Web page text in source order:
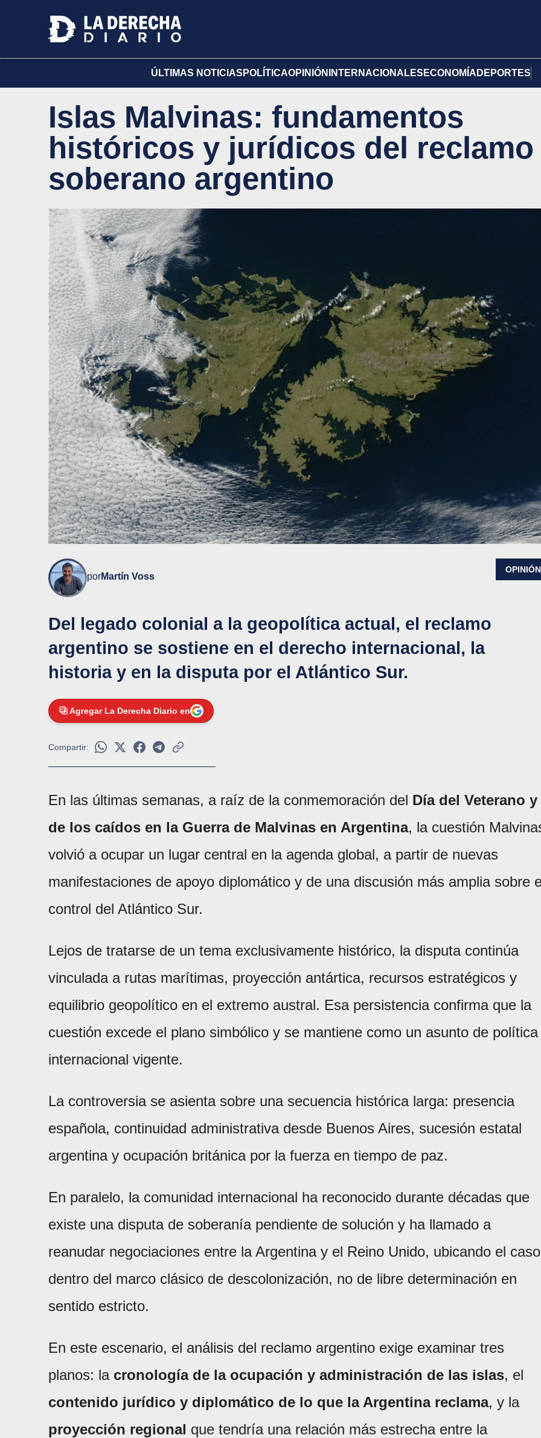
ÚLTIMAS NOTICIAS POLÍTICAOPINIÓN INTERNACIONALES ECONOMÍA DEPORTES
Islas Malvinas: fundamentos
históricos y jurídicos del reclamo
soberano argentino
porMartín Voss
OPINIÓN
Del legado colonial a la geopolítica actual, el reclamo
argentino se sostiene en el derecho internacional, la
historia y en la disputa por el Atlántico Sur.
Agregar La Derecha Diario en
Compartir:
En las últimas semanas, a raíz de la conmemoración del Día del Veterano y
de los caídos en la Guerra de Malvinas en Argentina, la cuestión
volvió a ocupar un lugar central en la agenda global, a partir de nuevas
manifestaciones de apoyo diplomático y de una discusión más amplia sobre
control del Atlántico Sur.
Lejos de tratarse de un tema exclusivamente histórico, la disputa continúa
vinculada a rutas marítimas, proyección antártica, recursos estratégicos y
equilibrio geopolítico en el extremo austral. Esa persistencia confirma que la
cuestión excede el plano simbólico y se mantiene como un asunto de política
internacional vigente.
La controversia se asienta sobre una secuencia histórica larga: presencia
española, continuidad administrativa desde Buenos Aires, sucesión estatal
argentina y ocupación británica por la fuerza en tiempo de paz.
En paralelo, la comunidad internacional ha reconocido durante décadas que
existe una disputa de soberanía pendiente de solución y ha llamado a
reanudar negociaciones entre la Argentina y el Reino Unido, ubicando el caso
dentro del marco clásico de descolonización, no de libre determinación en
sentido estricto.
En este escenario, el análisis del reclamo argentino exige examinar tres
planos: la cronología de la ocupación y administración de las islas, el
contenido jurídico y diplomático de lo que la Argentina reclama, y la
proyección regional que tendría una relación más estrecha entre la